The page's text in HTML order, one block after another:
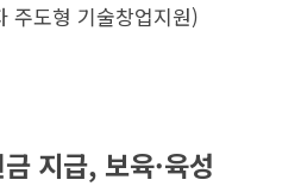
주도형 기술창업지원)
지급, 보육·육성